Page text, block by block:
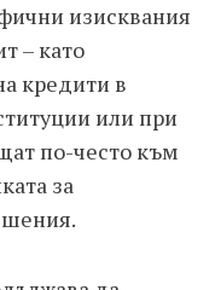
изисквания
– като
кредити в
или при
по-често към
за